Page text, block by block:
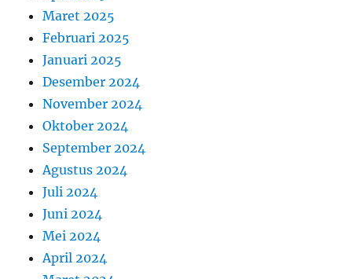
Maret 2025
Februari 2025
Januari 2025
Desember 2024
November 2024
Oktober 2024
September 2024
Agustus 2024
Juli 2024
Juni 2024
Mei 2024
April 2024